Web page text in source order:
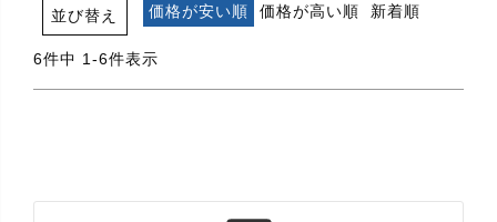
並び替え 価格が安い順 価格が高い順 新着順
6件中 1-6件表示